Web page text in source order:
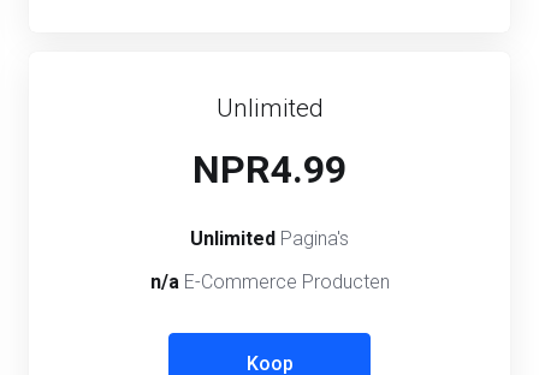
Unlimited
NPR4.99
Unlimited Pagina's
n/a E-Commerce Producten
Koop